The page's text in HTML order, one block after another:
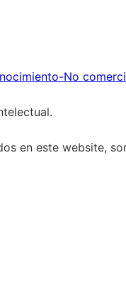
No
en este website,